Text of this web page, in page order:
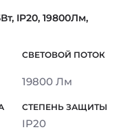
IP20, 19800Лм,
19800 Лм
IP20